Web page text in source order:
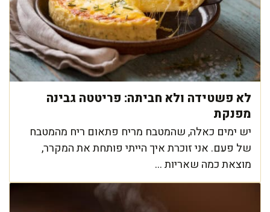
לא פשטידה ולא חביתה: פריטטה גבינה
מפנקת
יש ימים כאלה, שהמטבח מריח פתאום ריח מהמטבח
של פעם. אני זוכרת איך הייתי פותחת את המקרר,
מוצאת כמה שאריות ...